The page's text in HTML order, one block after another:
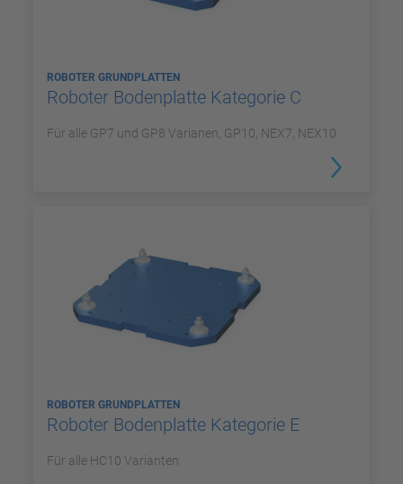
ROBOTER GRUNDPLATTEN
Roboter Bodenplatte Kategorie C
Für alle GP7 und GP8 Varianen, GP10, NEX7, NEX10
ROBOTER GRUNDPLATTEN
Roboter Bodenplatte Kategorie E
Für alle HC10 Varianten